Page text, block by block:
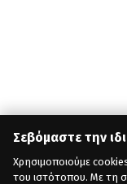
Σεβόμαστε την
Χρησιμοποιούμε
του ιστότοπου. Με τη